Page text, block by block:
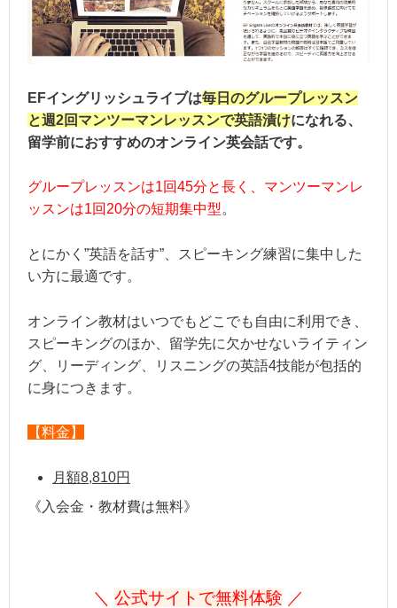
EFイングリッシュライブは毎日のグループレッスン
と週2回マンツーマンレッスンで英語漬けになれる、
留学前におすすめのオンライン英会話です。
グループレッスンは1回45分と長く、マンツーマンレ
ッスンは1回20分の短期集中型。
とにかく”英語を話す”、スピーキング練習に集中した
い方に最適です。
オンライン教材はいつでもどこでも自由に利用でき、
スピーキングのほか、留学先に欠かせないライティン
グ、リーディング、リスニングの英語4技能が包括的
に身につきます。
【料金】
月額8,810円
《入会金・教材費は無料》
＼ 公式サイトで無料体験 ／